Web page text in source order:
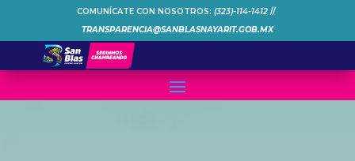
COMUNÍCATE CON NOSOTROS: (323)-114-1412//
TRANSPARENCIA@SANBLASNAYARIT.GOB.MX